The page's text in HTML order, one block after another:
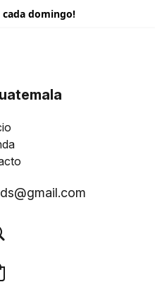
cada domingo!